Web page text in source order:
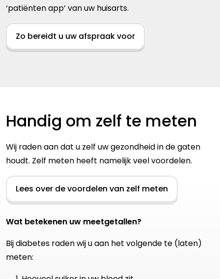
‘patiënten app’ van uw huisarts.
Zo bereidt u uw afspraak voor
Handig om zelf te meten
Wij raden aan dat u zelf uw gezondheid in de gaten
houdt. Zelf meten heeft namelijk veel voordelen.
Lees over de voordelen van zelf meten
Wat betekenen uw meetgetallen?
Bij diabetes raden wij u aan het volgende te (laten)
meten: